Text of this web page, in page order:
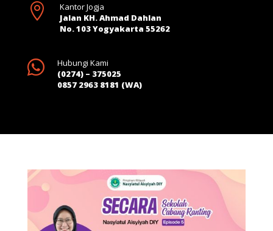

Kantor Jogja
Jalan KH. Ahmad Dahlan
No. 103 Yogyakarta 55262

Hubungi Kami
(0274) – 375025
0857 2963 8181 (WA)